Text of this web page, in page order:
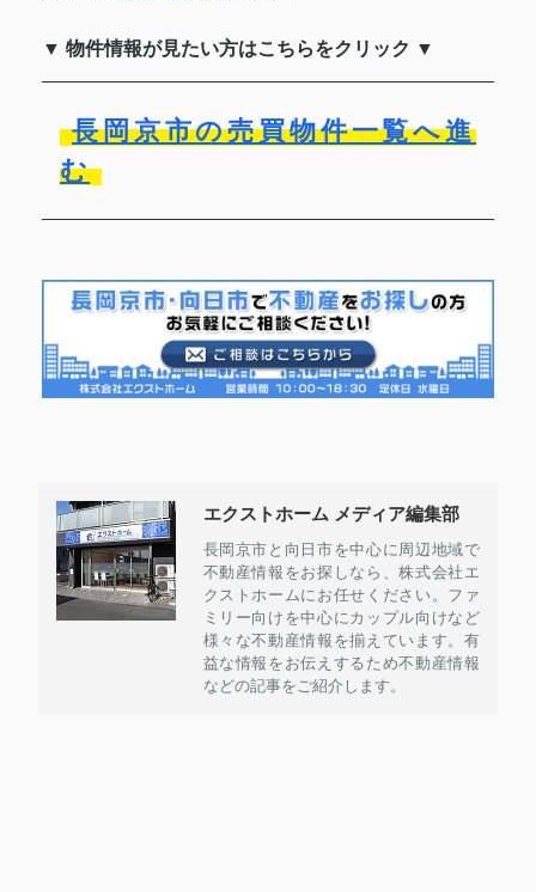
▼ 物件情報が見たい方はこちらをクリック ▼
長岡京市の売買物件一覧へ進
む
エクストホーム メディア編集部
長岡京市と向日市を中心に周辺地域で
不動産情報をお探しなら、株式会社エ
クストホームにお任せください。ファ
ミリー向けを中心にカップル向けなど
様々な不動産情報を揃えています。有
益な情報をお伝えするため不動産情報
などの記事をご紹介します。